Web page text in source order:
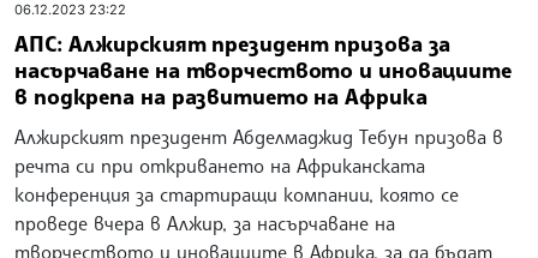
06.12.2023 23:22
АПС: Алжирският президент призова за
насърчаване на творчеството и иновациите
в подкрепа на развитието на Африка
Алжирският президент Абделмаджид Тебун призова в
речта си при откриването на Африканската
конференция за стартиращи компании, която се
проведе вчера в Алжир, за насърчаване на
творчеството и иновациите в Африка, за да бъдат